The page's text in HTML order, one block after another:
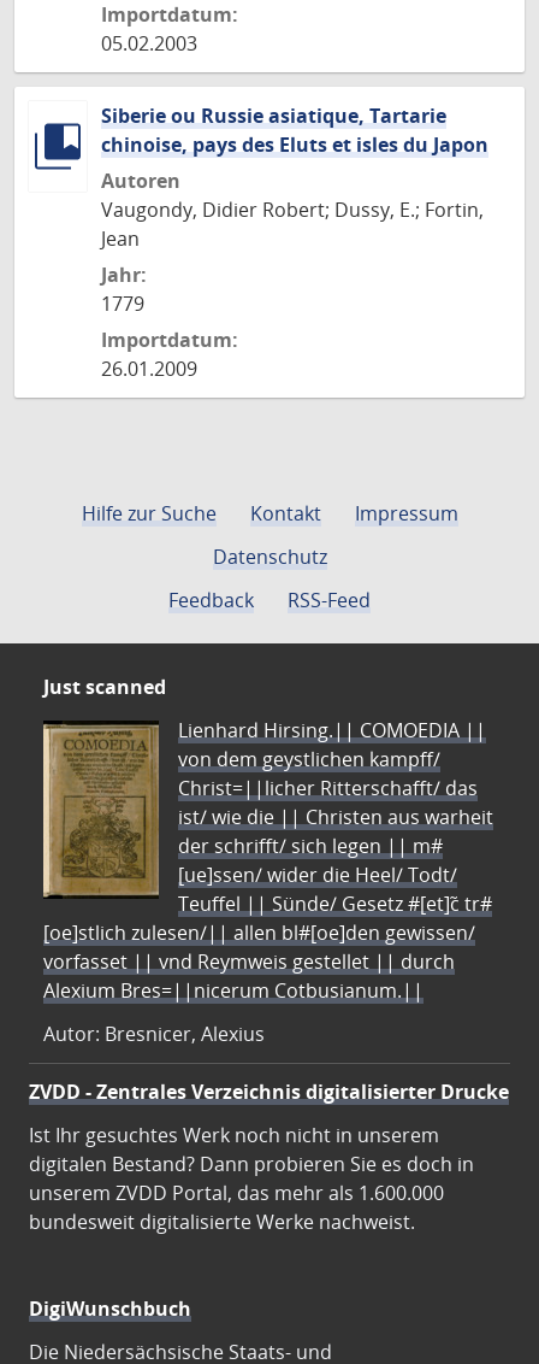
Importdatum:
05.02.2003
Siberie ou Russie asiatique, Tartarie
chinoise, pays des Eluts et isles du Japon
Autoren
Vaugondy, Didier Robert; Dussy, E.; Fortin,
Jean
Jahr:
1779
Importdatum:
26.01.2009
Hilfe zur Suche Kontakt
Impressum
Datenschutz
Feedback
RSS-Feed
Just scanned
Lienhard Hirsing.|| COMOEDIA ||
von dem geystlichen kampff/
Christ=||licher Ritterschafft/ das
ist/ wie die || Christen aus warheit
der schrifft/ sich legen || m#
[ue]ssen/ wider die Heel/ Todt/
Teuffel || Sünde/ Gesetz #[et]c̃ tr#
[oe]stlich zulesen/|| allen bl#[oe]den gewissen/
vorfasset || vnd Reymweis gestellet || durch
Alexium Bres=||nicerum Cotbusianum.||
Autor: Bresnicer, Alexius
ZVDD - Zentrales Verzeichnis digitalisierter Drucke
Ist Ihr gesuchtes Werk noch nicht in unserem
digitalen Bestand? Dann probieren Sie es doch in
unserem ZVDD Portal, das mehr als 1.600.000
bundesweit digitalisierte Werke nachweist.
DigiWunschbuch
Die Niedersächsische Staats- und